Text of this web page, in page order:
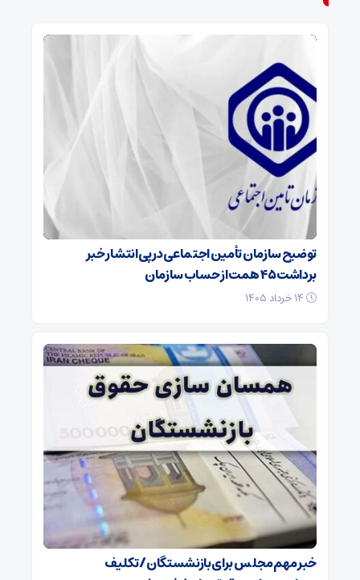
توضیح سازمان تأمین اجتماعی در پی انتشار خبر
برداشت ۴۵ همت از حساب سازمان
خبر مهم مجلس برای بازنشستگان/ تکلیف